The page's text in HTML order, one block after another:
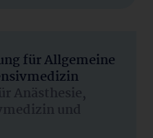
für Allgemeine
Anästhesie,
und